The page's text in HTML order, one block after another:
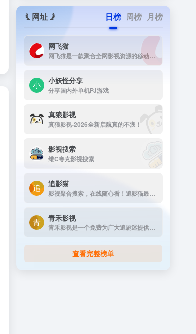
网址 日榜 周榜 月榜
网飞猫
网飞猫是一款聚合全网影视资源的移动端播放应用，主打免费、高画...
小妖怪分享
分享国内外单机PJ游戏
真狼影视
真狼影视-2026全新启航真的不浪！
影视搜索
维C夸克影视搜索
追影猫
影视聚合搜索，在线随心看！追影猫最新地址发布页（zhuiyingmao.vip），汇集全球最全电影、电视剧、综艺、动漫、纪录片等影视资源站点！
青禾影视
青禾影视是一个免费为广大追剧迷提供在线播放的影视站，涵盖大量免费的VIP电视剧资源、最新上映大片、好看的综艺节目及动漫视频，是一个播放速度快，资源多的免费影视网站
查看完整榜单